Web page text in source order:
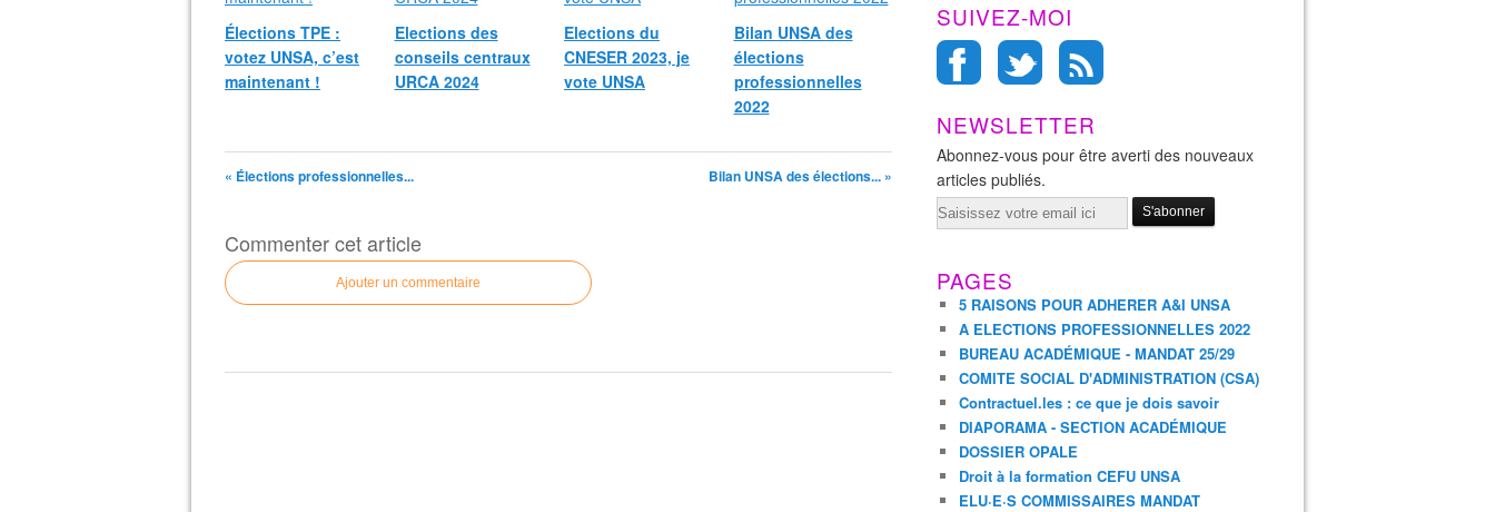
Élections TPE :
votez UNSA, c’est
maintenant !
Elections des
conseils centraux
URCA 2024
Elections du
CNESER 2023, je
vote UNSA
Bilan UNSA des
élections
professionnelles
2022
« Élections professionnelles... Bilan UNSA des élections... »
Commenter cet article
Ajouter un commentaire
SUIVEZ-MOI
NEWSLETTER
Abonnez-vous pour être averti des nouveaux
articles publiés.
Email
PAGES
5 RAISONS POUR ADHERER A&I UNSA
A ELECTIONS PROFESSIONNELLES 2022
BUREAU ACADÉMIQUE - MANDAT 25/29
COMITE SOCIAL D'ADMINISTRATION (CSA)
Contractuel.les : ce que je dois savoir
DIAPORAMA - SECTION ACADÉMIQUE
DOSSIER OPALE
Droit à la formation CEFU UNSA
ELU·E·S COMMISSAIRES MANDAT